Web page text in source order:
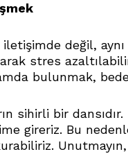
değil,
stres
bulunmak,
sihirli bir
gireriz. Bu